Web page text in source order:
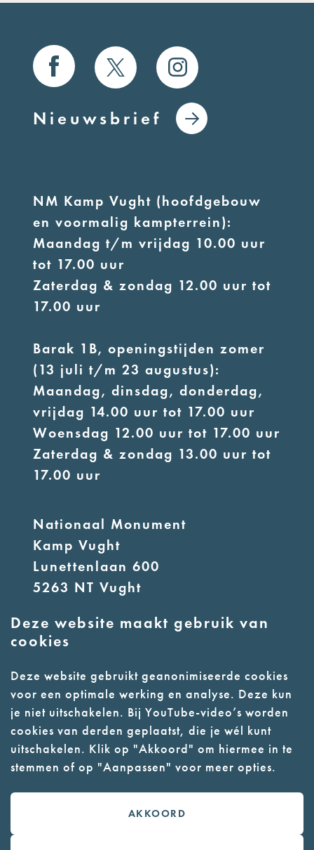
Deze website maakt gebruik van
cookies
Deze website gebruikt geanonimiseerde cookies
voor een optimale werking en analyse. Deze kun
je niet uitschakelen. Bij YouTube-video’s worden
cookies van derden geplaatst, die je wél kunt
uitschakelen. Klik op "Akkoord" om hiermee in te
stemmen of op "Aanpassen" voor meer opties.
AKKOORD
Nieuwsbrief
NM Kamp Vught (hoofdgebouw
en voormalig kampterrein):
Maandag t/m vrijdag 10.00 uur
tot 17.00 uur
Zaterdag & zondag 12.00 uur tot
17.00 uur
Barak 1B, openingstijden zomer
(13 juli t/m 23 augustus):
Maandag, dinsdag, donderdag,
vrijdag 14.00 uur tot 17.00 uur
Woensdag 12.00 uur tot 17.00 uur
Zaterdag & zondag 13.00 uur tot
17.00 uur
Nationaal Monument
Kamp Vught
Lunettenlaan 600
5263 NT Vught
E:info@nmkampvught.nl
- Parkeer in de vakken of in de
parkeergarage (begane grond)
- Alleen geleidehonden
toegestaan